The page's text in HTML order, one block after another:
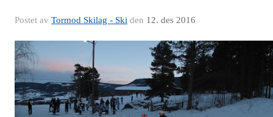
Postet av Tormod Skilag - Ski den 12. des 2016